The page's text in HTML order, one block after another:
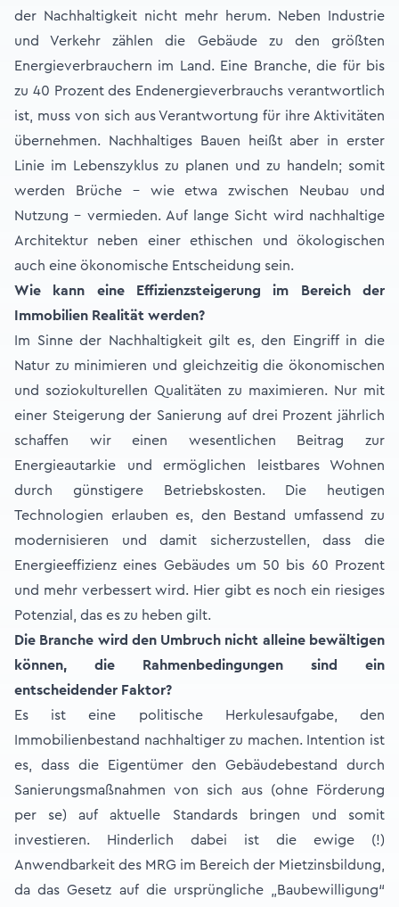
der Nachhaltigkeit nicht mehr herum. Neben Industrie
und Verkehr zählen die Gebäude zu den größten
Energieverbrauchern im Land. Eine Branche, die für bis
zu 40 Prozent des Endenergieverbrauchs verantwortlich
ist, muss von sich aus Verantwortung für ihre Aktivitäten
übernehmen. Nachhaltiges Bauen heißt aber in erster
Linie im Lebenszyklus zu planen und zu handeln; somit
werden Brüche – wie etwa zwischen Neubau und
Nutzung – vermieden. Auf lange Sicht wird nachhaltige
Architektur neben einer ethischen und ökologischen
auch eine ökonomische Entscheidung sein.
Wie kann eine Effizienzsteigerung im Bereich der
Immobilien Realität werden?
Im Sinne der Nachhaltigkeit gilt es, den Eingriff in die
Natur zu minimieren und gleichzeitig die ökonomischen
und soziokulturellen Qualitäten zu maximieren. Nur mit
einer Steigerung der Sanierung auf drei Prozent jährlich
schaffen wir einen wesentlichen Beitrag zur
Energieautarkie und ermöglichen leistbares Wohnen
durch günstigere Betriebskosten. Die heutigen
Technologien erlauben es, den Bestand umfassend zu
modernisieren und damit sicherzustellen, dass die
Energieeffizienz eines Gebäudes um 50 bis 60 Prozent
und mehr verbessert wird. Hier gibt es noch ein riesiges
Potenzial, das es zu heben gilt.
Die Branche wird den Umbruch nicht alleine bewältigen
können, die Rahmenbedingungen sind ein
entscheidender Faktor?
Es ist eine politische Herkulesaufgabe, den
Immobilienbestand nachhaltiger zu machen. Intention ist
es, dass die Eigentümer den Gebäudebestand durch
Sanierungsmaßnahmen von sich aus (ohne Förderung
per se) auf aktuelle Standards bringen und somit
investieren. Hinderlich dabei ist die ewige (!)
Anwendbarkeit des MRG im Bereich der Mietzinsbildung,
da das Gesetz auf die ursprüngliche „Baubewilligung“